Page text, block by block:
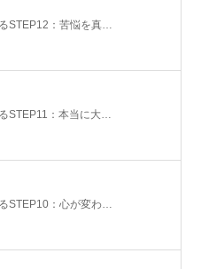
STEP12：苦悩を真…
STEP11：本当に大…
STEP10：心が変わ…